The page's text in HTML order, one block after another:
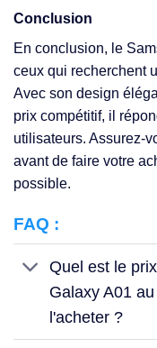
Conclusion
En conclusion, le
ceux qui recherchent
Avec son design
prix compétitif, il
utilisateurs. Assurez-
avant de faire votre
possible.
FAQ :
Quel est le
Galaxy A01
l'acheter ?